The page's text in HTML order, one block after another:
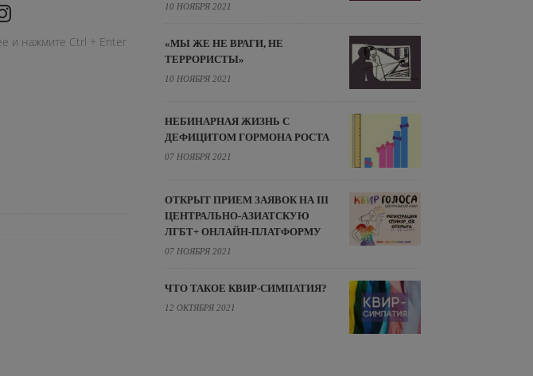
и нажмите Ctrl + Enter
10 НОЯБРЯ 2021
«МЫ ЖЕ НЕ ВРАГИ, НЕ
ТЕРРОРИСТЫ»
10 НОЯБРЯ 2021
НЕБИНАРНАЯ ЖИЗНЬ С
ДЕФИЦИТОМ ГОРМОНА РОСТА
07 НОЯБРЯ 2021
ОТКРЫТ ПРИЕМ ЗАЯВОК НА III
ЦЕНТРАЛЬНО-АЗИАТСКУЮ
ЛГБТ+ ОНЛАЙН-ПЛАТФОРМУ
07 НОЯБРЯ 2021
ЧТО ТАКОЕ КВИР-СИМПАТИЯ?
12 ОКТЯБРЯ 2021